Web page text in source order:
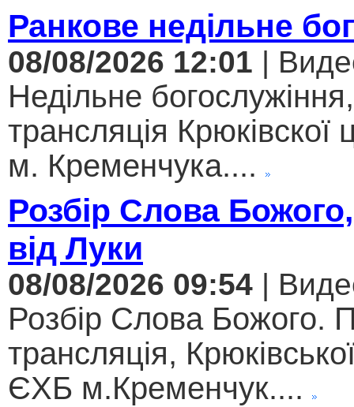
Ранкове недільне
08/08/2026 12:01 |
Недільне
трансляція
м. Кременчука....
Розбір Слова
від Луки
08/08/2026 09:54 |
Розбір Слова Божого.
трансляція,
ЄХБ м.Кременчук....